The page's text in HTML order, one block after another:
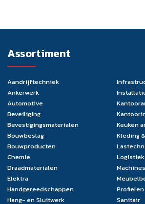
Assortiment
Aandrijftechniek
Ankerwerk
Automotive
Beveiliging
Bevestigingsmaterialen
Bouwbeslag
Bouwproducten
Chemie
Draadmaterialen
Elektra
Handgereedschappen
Hang- en Sluitwerk
Keuken
Kleding
Logistiek
Machines
Profielen
Sanitair